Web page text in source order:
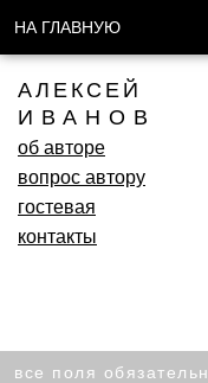
НА ГЛАВНУЮ
АЛЕКСЕЙ
ИВАНОВ
об авторе
вопрос автору
гостевая
контакты
все поля